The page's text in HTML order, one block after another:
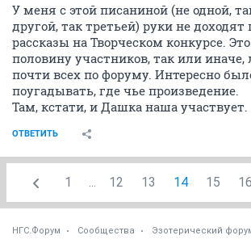
У меня с этой писаниной (не одной,
другой, так третьей) руки не доходят
рассказы на Творческом конкурсе.
половину участников, так или
почти всех по форуму. Интересно
поугадывать, где чье произведение.
Там, кстати, и Дашка наша участвует.
ОТВЕТИТЬ
1 ... 12 13 14 15 16
НГС.Форум Сообщества Эзотерический